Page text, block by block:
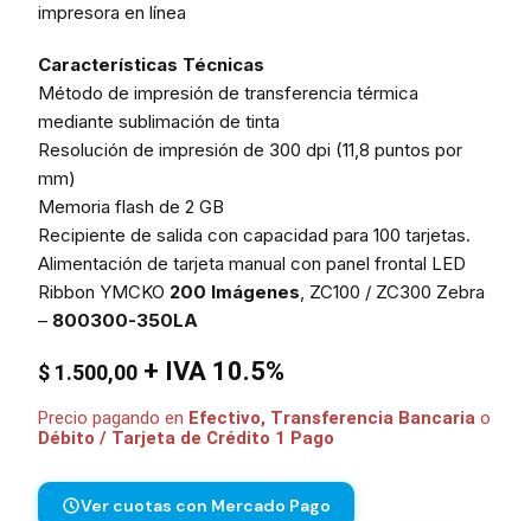
impresora en línea
Características Técnicas
Método de impresión de transferencia térmica
mediante sublimación de tinta
Resolución de impresión de 300 dpi (11,8 puntos por
mm)
Memoria flash de 2 GB
Recipiente de salida con capacidad para 100 tarjetas.
Alimentación de tarjeta manual con panel frontal LED
Ribbon YMCKO 200 Imágenes, ZC100 / ZC300 Zebra
– 800300-350LA
$ 1.500,00 + IVA 10.5%
Precio pagando en Efectivo, Transferencia Bancaria o
Débito / Tarjeta de Crédito 1 Pago
Ver cuotas con Mercado Pago